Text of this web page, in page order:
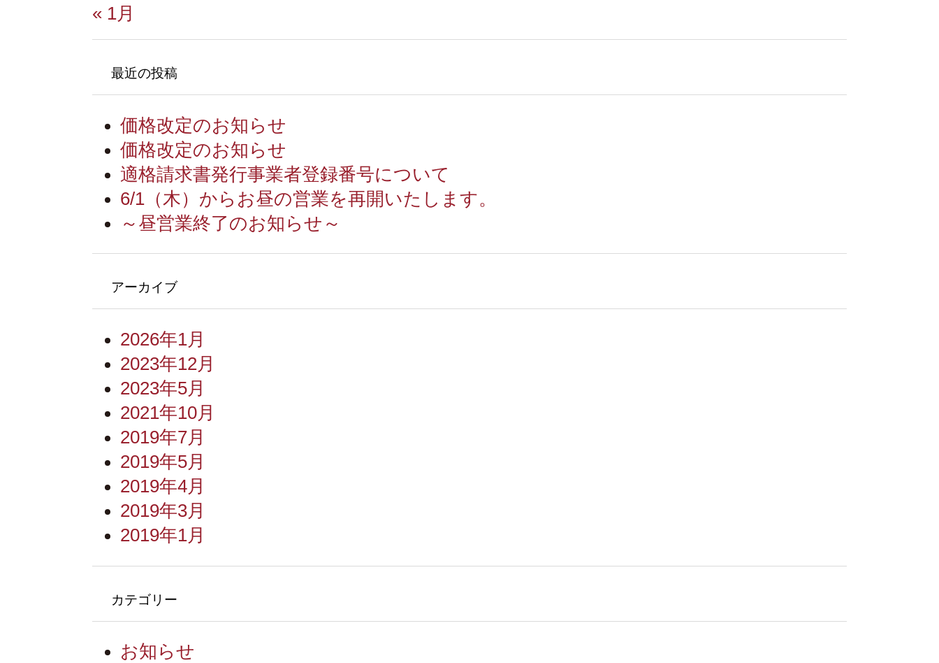
« 1月
最近の投稿
価格改定のお知らせ
価格改定のお知らせ
適格請求書発行事業者登録番号について
6/1（木）からお昼の営業を再開いたします。
～昼営業終了のお知らせ～
アーカイブ
2026年1月
2023年12月
2023年5月
2021年10月
2019年7月
2019年5月
2019年4月
2019年3月
2019年1月
カテゴリー
お知らせ